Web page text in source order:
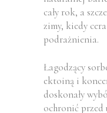
cały rok, a
zimy, kiedy
podrażnienia.
Łagodzący
ektoiną i
doskonały
ochronić